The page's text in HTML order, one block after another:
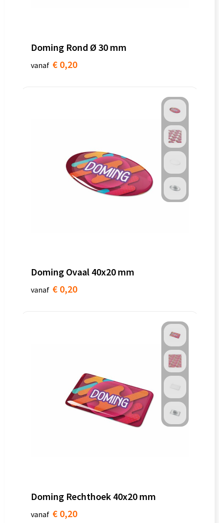
Doming Rond Ø 30 mm
vanaf € 0,20
Doming Ovaal 40x20 mm
vanaf € 0,20
Doming Rechthoek 40x20 mm
vanaf € 0,20